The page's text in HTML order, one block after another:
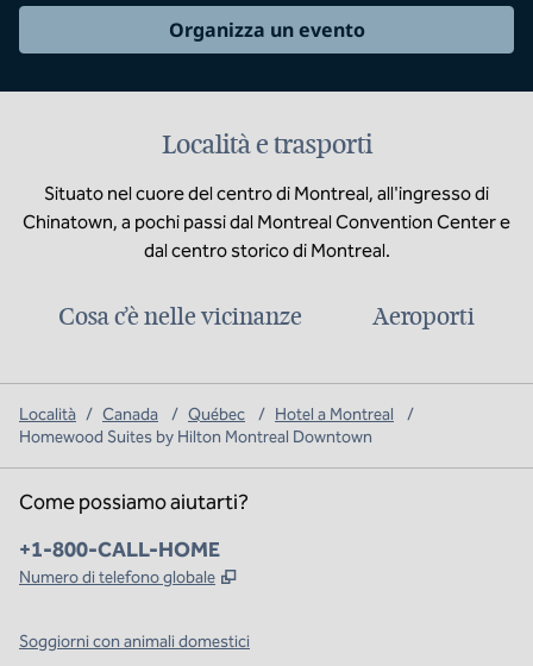
Organizza un evento
Località e trasporti
Situato nel cuore del centro di Montreal, all'ingresso di
Chinatown, a pochi passi dal Montreal Convention Center e
dal centro storico di Montreal.
Cosa c’è nelle vicinanze Aeroporti
Località / Canada / Québec / Hotel a Montreal
/
Homewood Suites by Hilton Montreal Downtown
Come possiamo aiutarti?
Telefono:
+1-800-CALL-HOME
Numero di telefono globale ,
Soggiorni con animali domestici